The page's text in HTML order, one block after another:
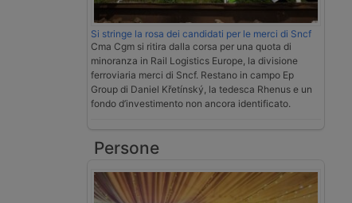
Si stringe la rosa dei candidati per le merci di Sncf
Cma Cgm si ritira dalla corsa per una quota di
minoranza in Rail Logistics Europe, la divisione
ferroviaria merci di Sncf. Restano in campo Ep
Group di Daniel Křetínský, la tedesca Rhenus e un
fondo d’investimento non ancora identificato.
Persone